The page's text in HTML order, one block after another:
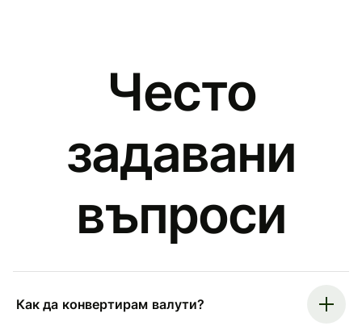
Често
задавани
въпроси
Как да конвертирам валути?